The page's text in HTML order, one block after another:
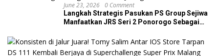
June 23, 2026 0 Comment
Langkah Strategis Pasukan PS Group Sejiwa
Manfaatkan JRS Seri 2 Ponorogo Sebagai